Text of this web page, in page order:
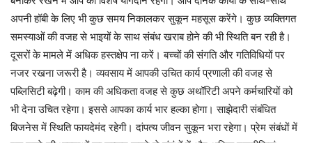
अपनी हॉबी के लिए भी कुछ समय निकालकर सुकून महसूस करेंगे। कुछ व्यक्तिगत
समस्याओं की वजह से भाइयों के साथ संबंध खराब होने की भी स्थिति बन रही है।
दूसरों के मामले में अधिक हस्तक्षेप ना करें। बच्चों की संगति और गतिविधियों पर
नजर रखना जरूरी है। व्यवसाय में आपकी उचित कार्य प्रणाली की वजह से
पब्लिसिटी बढ़ेगी। काम की अधिकता वजह से कुछ अथॉरिटी अपने कर्मचारियों को
भी देना उचित रहेगा। इससे आपका कार्य भार हल्का होगा। साझेदारी संबंधित
बिजनेस में स्थिति फायदेमंद रहेगी। दांपत्य जीवन सुकून भरा रहेगा। प्रेम संबंधों में